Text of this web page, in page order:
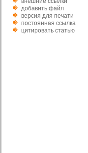
добавить файл
версия для печати
постоянная ссылка
цитировать статью